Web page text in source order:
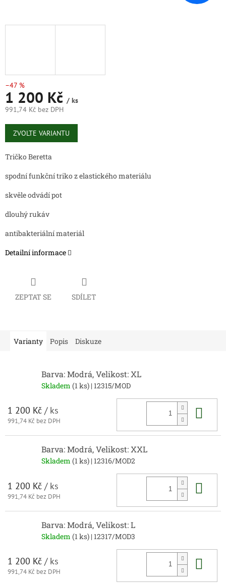
–47 %
1 200 Kč / ks
991,74 Kč bez DPH
Měrná
cena:
ZVOLTE VARIANTU
Tričko Beretta
spodní funkční triko z elastického materiálu
skvěle odvádí pot
dlouhý rukáv
antibakteriální materiál
Detailní informace
ZEPTAT SE SDÍLET
Varianty Popis Diskuze
Barva: Modrá, Velikost: XL
Skladem (1 ks) | 12315/MOD
1 200 Kč / ks
991,74 Kč bez DPH
Barva: Modrá, Velikost: XXL
Skladem (1 ks) | 12316/MOD2
1 200 Kč / ks
991,74 Kč bez DPH
Barva: Modrá, Velikost: L
Skladem (1 ks) | 12317/MOD3
1 200 Kč / ks
991,74 Kč bez DPH